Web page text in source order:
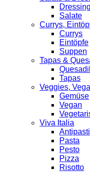
Salate
Currys,
Currys
Eintöpfe
Suppen
Tapas &
Tapas
Veggies,
Gemüse
Vegan
Viva Italia
Antipasti
Pasta
Pesto
Pizza
Risotto